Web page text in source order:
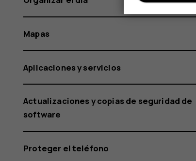
Mapas
Aplicaciones y servicios
Actualizaciones y copias de seguridad de
software
Proteger el teléfono